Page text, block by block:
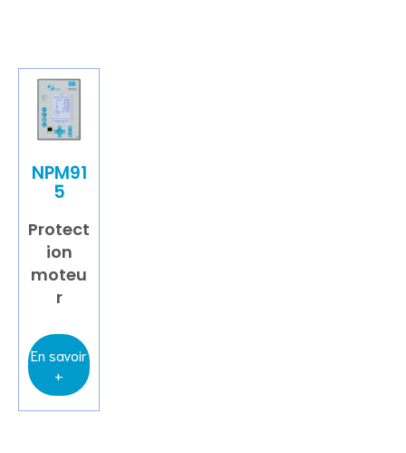
NPM91
5
Protect
ion
moteu
r
En savoir
+